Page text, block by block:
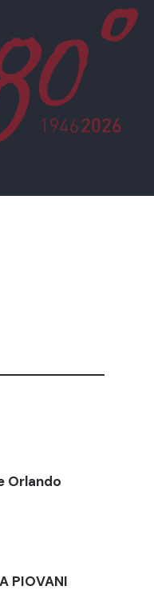
Orlando
PIOVANI